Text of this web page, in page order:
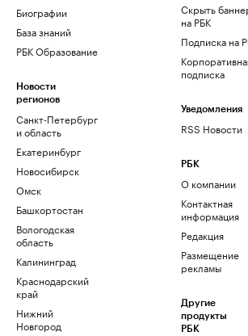
Биографии
База знаний
РБК Образование
Новости
регионов
Санкт-Петербург
и область
Екатеринбург
Новосибирск
Омск
Башкортостан
Вологодская
область
Калининград
Краснодарский
край
Нижний
Новгород
Скрыть
на РБК
Подписка на
подписка
Уведомления
RSS Новости
РБК
О компании
Контактная
информация
Редакция
Размещение
рекламы
Другие
продукты
РБК